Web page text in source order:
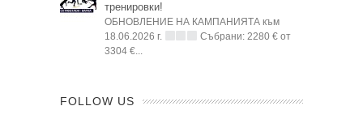
тренировки!
ОБНОВЛЕНИЕ НА КАМПАНИЯТА към
18.06.2026 г.
Събрани: 2280 € от
3304 €...
FOLLOW US